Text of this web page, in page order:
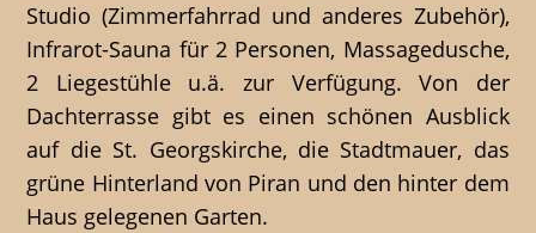
Studio (Zimmerfahrrad und anderes Zubehör),
Infrarot-Sauna für 2 Personen, Massagedusche,
2 Liegestühle u.ä. zur Verfügung. Von der
Dachterrasse gibt es einen schönen Ausblick
auf die St. Georgskirche, die Stadtmauer, das
grüne Hinterland von Piran und den hinter dem
Haus gelegenen Garten.